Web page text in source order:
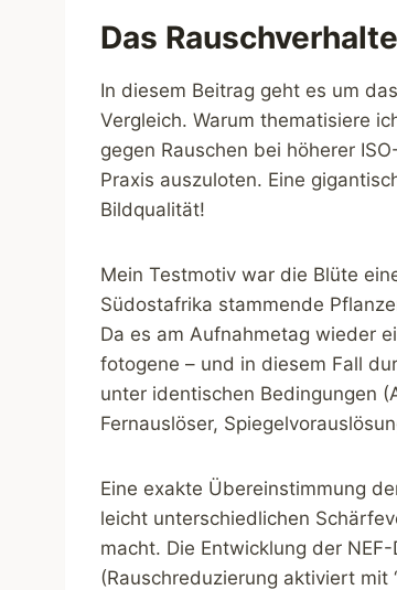
Das
In diesem Beitrag geht es um
Vergleich. Warum thematisiere
gegen Rauschen bei höherer
Praxis auszuloten. Eine
Bildqualität!
Mein Testmotiv war die Blüte
Südostafrika stammende
Da es am Aufnahmetag wieder
fotogene – und in diesem Fall
unter identischen Bedingungen
Fernauslöser,
Eine exakte Übereinstimmung
leicht unterschiedlichen
macht. Die Entwicklung der
(Rauschreduzierung aktiviert mit